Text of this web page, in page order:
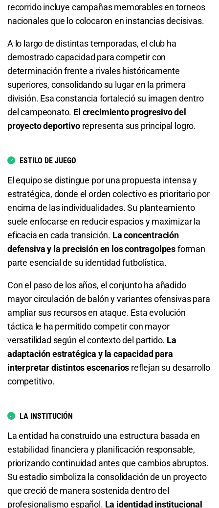
3.20 S/ 22
Total de Goles - Menos de 2.5
Total de Goles - Más de 3.5
6.39 S/ 63,90 S/ 53,90
1.13
Total de Goles - Más de 4.5
15.00 S/ 150 S/ 140
Total de Goles - Menos de 4.5
Total de Tarjetas - Menos de 0.5
5.20 S/ 52 S/ 42
Total de Goles - Más de 1.5
1.68 S/ 16,80
Racing Santander o Empate
S/ 10,30
Total de Goles - Más de 0.5
1.16 S/ 11,60 S/ 1,60
Total de Goles - Más de 1.5
Total de Goles - Menos de 1.5
2.18 S/ 21,80 S/ 11,80
Total de Goles - Más de 2.5
S/ 30,50 S/ 20,50
Total de Goles - Menos de 2.5
Total de Goles - Más de 3.5
6.33 S/ 63,30 S/ 53,30
Total de Goles - Menos de 3.5
1.12 S/ 11,20 S/ 1,20
11.75
Total de Goles - Menos de 4.5
1.04 S/ 10,40 S/ 0,40
Total de Tarjetas - Menos de 0.5
recorrido incluye campañas memorables en torneos
nacionales que lo colocaron en instancias decisivas.
A lo largo de distintas temporadas, el club ha
demostrado capacidad para competir con
determinación frente a rivales históricamente
superiores, consolidando su lugar en la primera
división. Esa constancia fortaleció su imagen dentro
del campeonato. El crecimiento progresivo del
proyecto deportivorepresenta sus principal logro.
ESTILO DE JUEGO
El equipo se distingue por una propuesta intensa y
estratégica, donde el orden colectivo es prioritario por
encima de las individualidades. Su planteamiento
suele enfocarse en reducir espacios y maximizar la
eficacia en cada transición. La concentración
defensiva y la precisión en los contragolpesforman
parte esencial de su identidad futbolística.
Con el paso de los años, el conjunto ha añadido
mayor circulación de balón y variantes ofensivas para
ampliar sus recursos en ataque. Esta evolución
táctica le ha permitido competir con mayor
versatilidad según el contexto del partido. La
adaptación estratégica y la capacidad para
interpretar distintos escenarios reflejan su desarrollo
competitivo.
LA INSTITUCIÓN
La entidad ha construido una estructura basada en
estabilidad financiera y planificación responsable,
priorizando continuidad antes que cambios abruptos.
Su estadio simboliza la consolidación de un proyecto
que creció de manera sostenida dentro del
profesionalismo español. La identidad institucional